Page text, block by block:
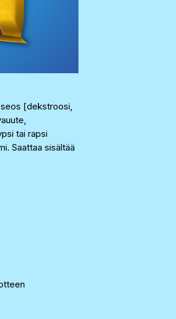
[dekstroosi,
tai rapsi
Saattaa sisältää